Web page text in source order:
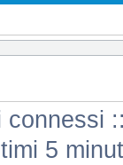
connessi
5